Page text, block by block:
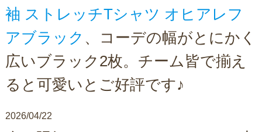
袖 ストレッチTシャツ オヒアレフ
アブラック 、コーデの幅がとにかく
広いブラック2枚。チーム皆で揃え
ると可愛いとご好評です♪
2026/04/22